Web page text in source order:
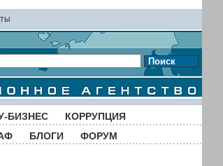
Поиск
БИЗНЕС
КОРРУПЦИЯ
БЛОГИ ФОРУМ